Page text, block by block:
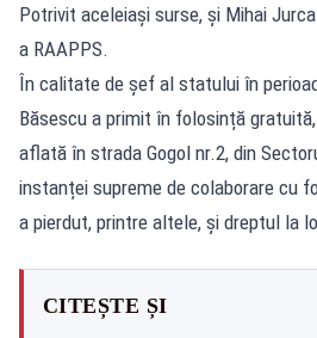
Potrivit aceleiași surse, și Mihai
a RAAPPS.
În calitate de șef al statului în
Băsescu a primit în folosință
aflată în strada Gogol nr.2, din
instanței supreme de colaborare cu
a pierdut, printre altele, și dreptul la
CITEȘTE ȘI